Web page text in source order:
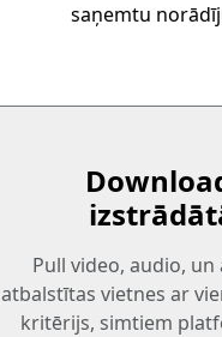
saņemtu
Pull video, audio,
atbalstītas vietnes ar
kritērijs, simtiem